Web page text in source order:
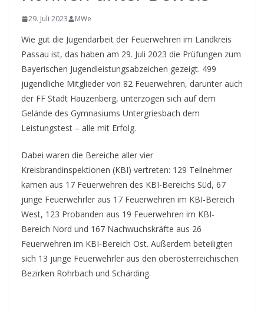
29. Juli 2023 MWe
Wie gut die Jugendarbeit der Feuerwehren im Landkreis
Passau ist, das haben am 29. Juli 2023 die Prüfungen zum
Bayerischen Jugendleistungsabzeichen gezeigt. 499
jugendliche Mitglieder von 82 Feuerwehren, darunter auch
der FF Stadt Hauzenberg, unterzogen sich auf dem
Gelände des Gymnasiums Untergriesbach dem
Leistungstest – alle mit Erfolg.
Dabei waren die Bereiche aller vier
Kreisbrandinspektionen (KBI) vertreten: 129 Teilnehmer
kamen aus 17 Feuerwehren des KBI-Bereichs Süd, 67
junge Feuerwehrler aus 17 Feuerwehren im KBI-Bereich
West, 123 Probanden aus 19 Feuerwehren im KBI-
Bereich Nord und 167 Nachwuchskräfte aus 26
Feuerwehren im KBI-Bereich Ost. Außerdem beteiligten
sich 13 junge Feuerwehrler aus den oberösterreichischen
Bezirken Rohrbach und Schärding.